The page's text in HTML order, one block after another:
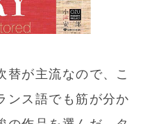
替が主流なので、こ
ンス語でも筋が分か